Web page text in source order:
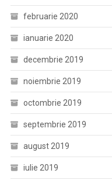
februarie 2020
ianuarie 2020
decembrie 2019
noiembrie 2019
octombrie 2019
septembrie 2019
august 2019
iulie 2019